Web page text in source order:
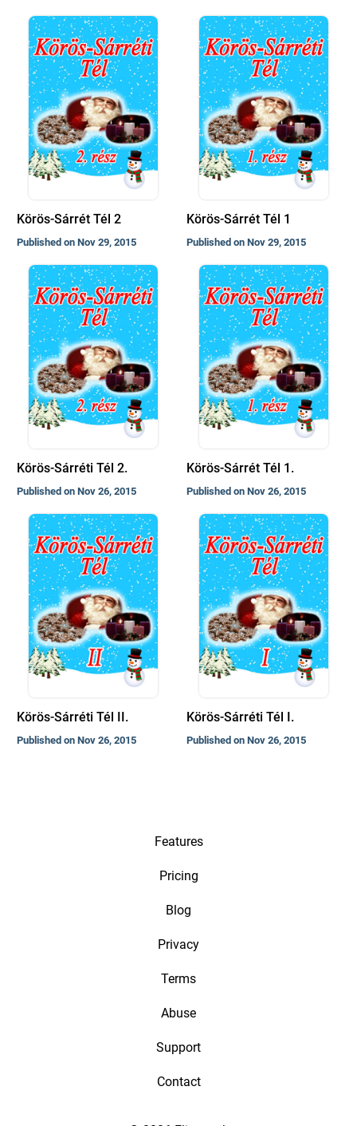
Körös-Sárrét Tél 2
Published on Nov 29, 2015
Körös-Sárrét Tél 1
Published on Nov 29, 2015
Körös-Sárréti Tél 2.
Published on Nov 26, 2015
Körös-Sárrét Tél 1.
Published on Nov 26, 2015
Körös-Sárréti Tél II.
Published on Nov 26, 2015
Körös-Sárréti Tél I.
Published on Nov 26, 2015
Features
Pricing
Blog
Privacy
Terms
Abuse
Support
Contact